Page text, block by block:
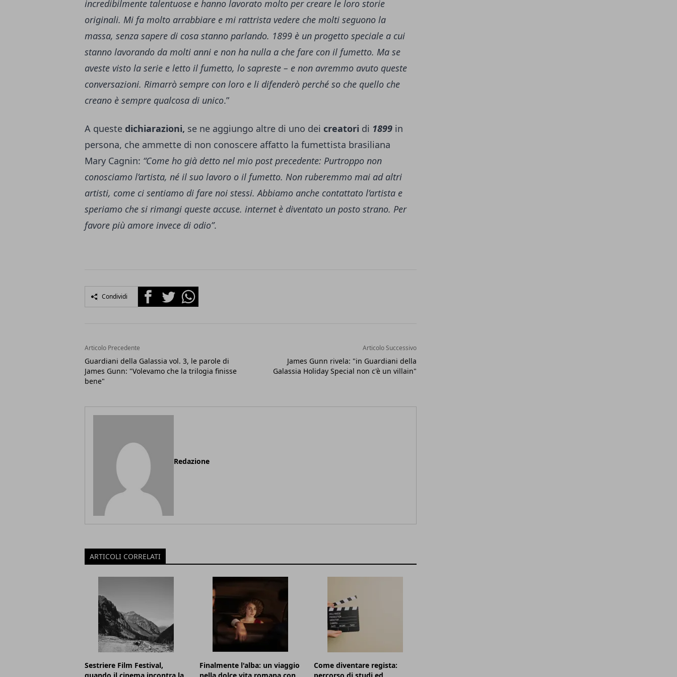
incredibilmente talentuose e hanno lavorato molto per creare le loro storie
originali. Mi fa molto arrabbiare e mi rattrista vedere che molti seguono la
massa, senza sapere di cosa stanno parlando. 1899 è un progetto speciale a cui
stanno lavorando da molti anni e non ha nulla a che fare con il fumetto. Ma se
aveste visto la serie e letto il fumetto, lo sapreste – e non avremmo avuto queste
conversazioni. Rimarrò sempre con loro e li difenderò perché so che quello che
creano è sempre qualcosa di unico.”
A queste dichiarazioni, se ne aggiungo altre di uno dei creatori di 1899 in
persona, che ammette di non conoscere affatto la fumettista brasiliana
Mary Cagnin: “Come ho già detto nel mio post precedente: Purtroppo non
conosciamo l’artista, né il suo lavoro o il fumetto. Non ruberemmo mai ad altri
artisti, come ci sentiamo di fare noi stessi. Abbiamo anche contattato l’artista e
speriamo che si rimangi queste accuse. internet è diventato un posto strano. Per
favore più amore invece di odio”.
Condividi FacebookTwitterWhatsapp
Articolo Precedente
Guardiani della Galassia vol. 3, le parole di
James Gunn: "Volevamo che la trilogia finisse
bene"
Articolo Successivo
James Gunn rivela: "in Guardiani della
Galassia Holiday Special non c'è un villain"
Redazione
ARTICOLI CORRELATI
Sestriere Film Festival,
Finalmente l'alba: un viaggio
Come diventare regista: